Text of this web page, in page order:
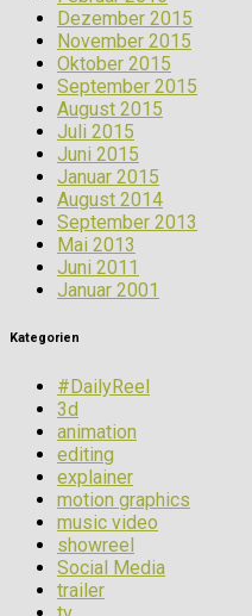
Dezember 2015
November 2015
Oktober 2015
September 2015
August 2015
Juli 2015
Juni 2015
Januar 2015
August 2014
September 2013
Mai 2013
Juni 2011
Januar 2001
Kategorien
#DailyReel
3d
animation
editing
explainer
motion graphics
music video
showreel
Social Media
trailer